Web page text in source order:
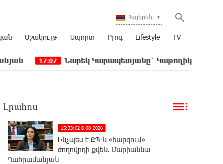
Հայերեն
Մշակույթ Սպորտ Բլոգ Lifestyle TV
Նարեկ Կարապետյանը` Կաթողիկոսին հեռացնել
Լրահոս
15:33:02 8-08-2026
Ինչպես է ՔՊ-ն «հարգում»
ժողովրդի քվեն. Մարիաննա
Ղահրամանյան